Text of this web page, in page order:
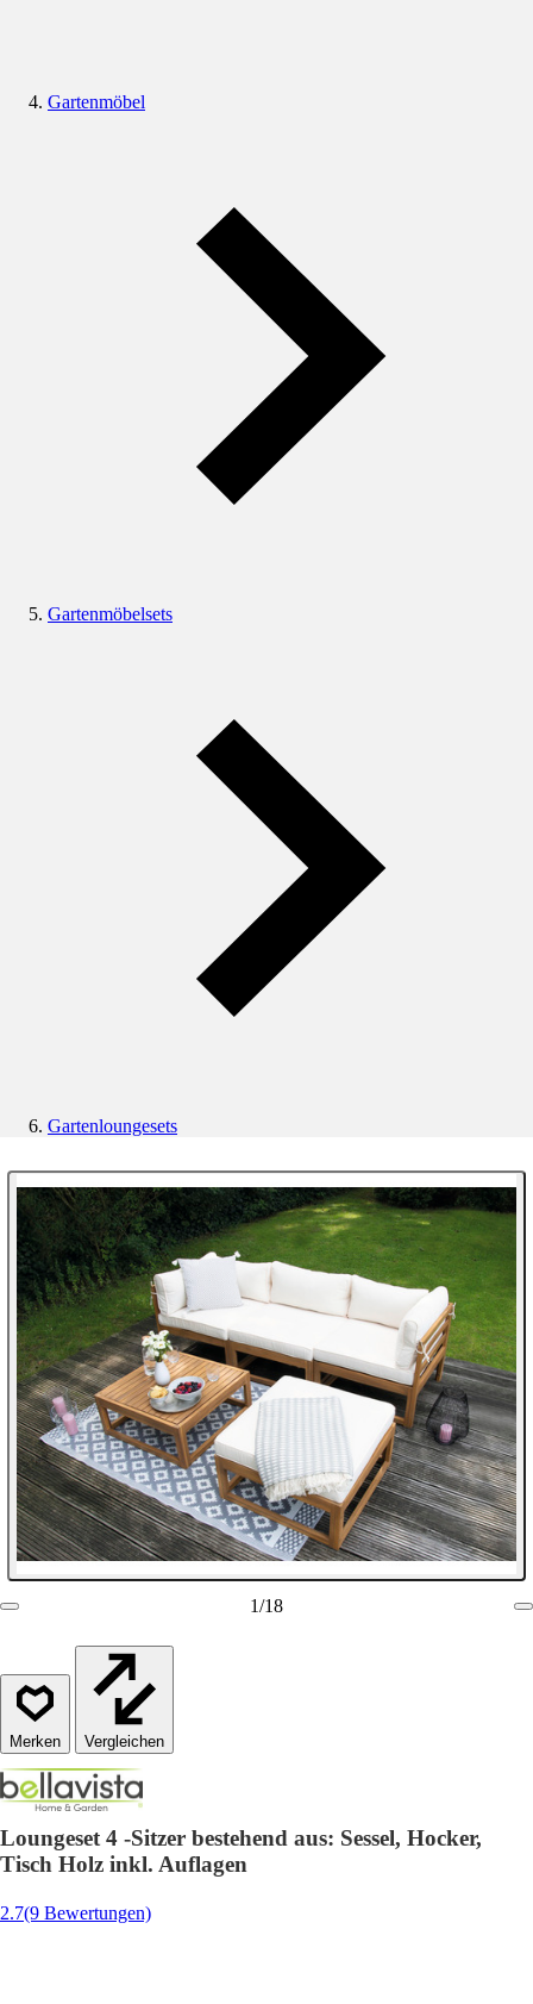
Gartenmöbel
Gartenmöbelsets
Gartenloungesets
1/18
Vergleichen
Loungeset 4 -Sitzer bestehend aus: Sessel, Hocker,
Tisch Holz inkl. Auflagen
2.7(9 Bewertungen)